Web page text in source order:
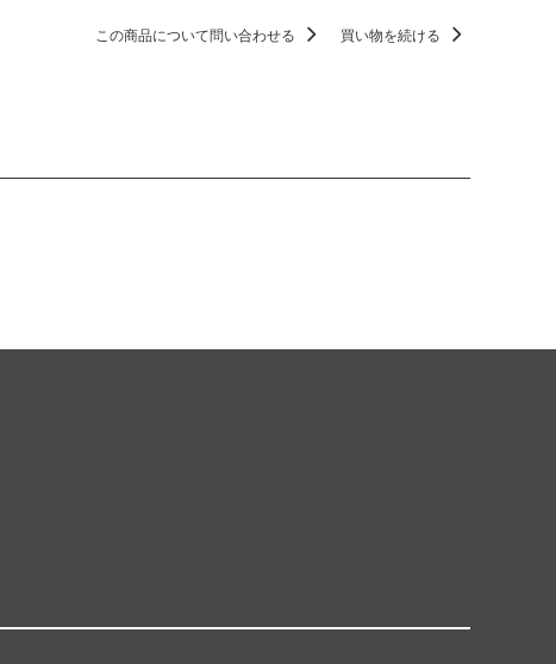
この商品について問い合わせる 買い物を続ける